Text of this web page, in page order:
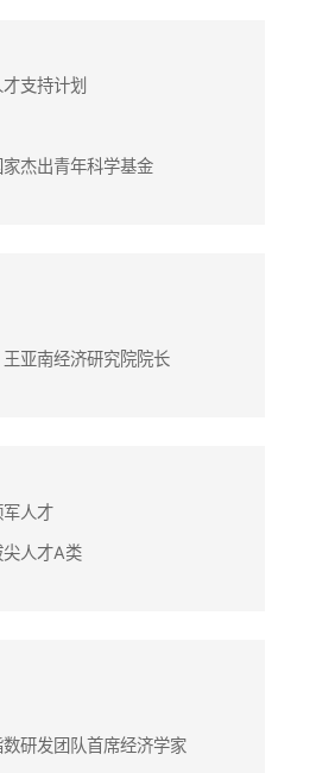
支持计划
杰出青年科学基金
亚南经济研究院院长
人才
人才A类
研发团队首席经济学家